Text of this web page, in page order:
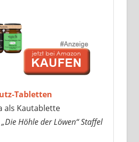
Tabletten
als Kautablette
Höhle der Löwen“ Staffel